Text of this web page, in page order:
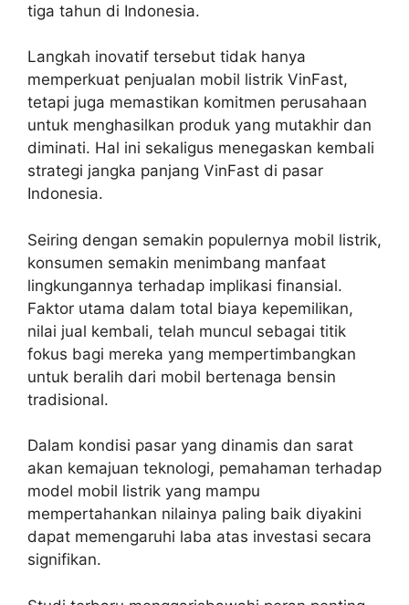
tiga tahun di Indonesia.
Langkah inovatif tersebut tidak hanya
memperkuat penjualan mobil listrik VinFast,
tetapi juga memastikan komitmen perusahaan
untuk menghasilkan produk yang mutakhir dan
diminati. Hal ini sekaligus menegaskan kembali
strategi jangka panjang VinFast di pasar
Indonesia.
Seiring dengan semakin populernya mobil listrik,
konsumen semakin menimbang manfaat
lingkungannya terhadap implikasi finansial.
Faktor utama dalam total biaya kepemilikan,
nilai jual kembali, telah muncul sebagai titik
fokus bagi mereka yang mempertimbangkan
untuk beralih dari mobil bertenaga bensin
tradisional.
Dalam kondisi pasar yang dinamis dan sarat
akan kemajuan teknologi, pemahaman terhadap
model mobil listrik yang mampu
mempertahankan nilainya paling baik diyakini
dapat memengaruhi laba atas investasi secara
signifikan.